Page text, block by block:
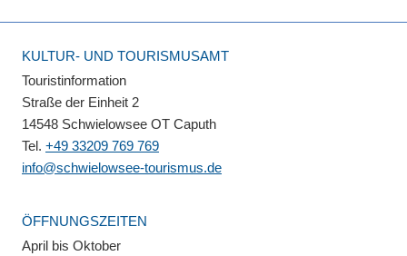
KULTUR- UND TOURISMUSAMT
Touristinformation
Straße der Einheit 2
14548 Schwielowsee OT Caputh
Tel. +49 33209 769 769
info@schwielowsee-tourismus.de
ÖFFNUNGSZEITEN
April bis Oktober